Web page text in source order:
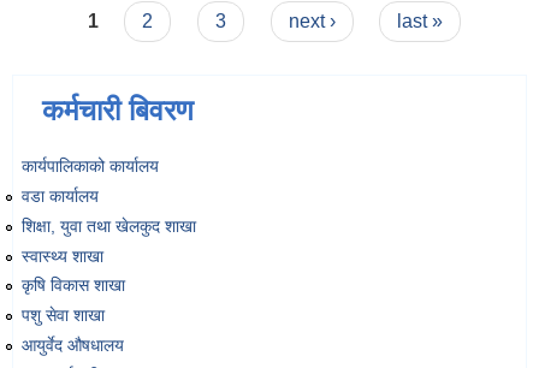
Pages
1 2 3 next › last »
कर्मचारी बिवरण
कार्यपालिकाको कार्यालय
वडा कार्यालय
शिक्षा, युवा तथा खेलकुद शाखा
स्वास्थ्य शाखा
कृषि विकास शाखा
पशु सेवा शाखा
आयुर्वेद औषधालय